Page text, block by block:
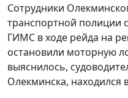
Сотрудники
транспортной полиции
ГИМС в ходе рейда на
остановили моторную
выяснилось,
Олекминска, находился